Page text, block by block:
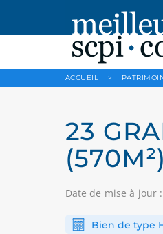
ACCUEIL >
23
(570M²)
Date de mise à jour
Bien de type